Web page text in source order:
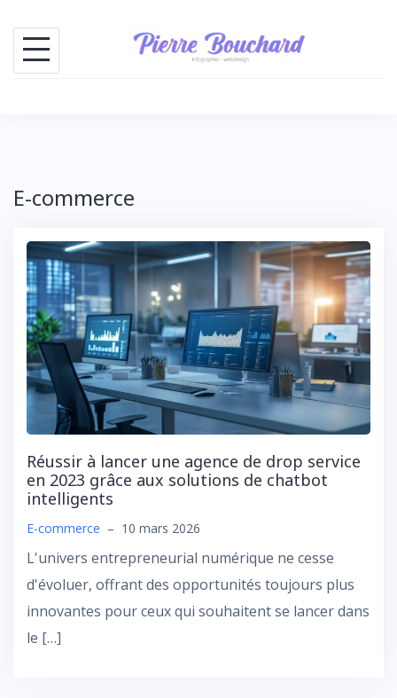
content
E-commerce
Réussir à lancer une agence de drop service
en 2023 grâce aux solutions de chatbot
intelligents
E-commerce – 10 mars 2026
L'univers entrepreneurial numérique ne cesse
d'évoluer, offrant des opportunités toujours plus
innovantes pour ceux qui souhaitent se lancer dans
le […]